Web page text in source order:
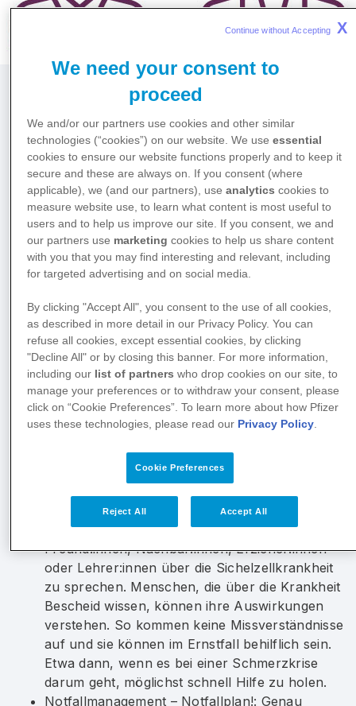
5 Tipps für das Arztgespräch
Fragen vorher notieren
Alles offen besprechen
Nachfragen, wenn etwas unverständlich ist
Wichtige Informationen aufschreiben
Dranbleiben, bis alles klar und verständlich ist
Zum Experten der eigenen Krankheit
werden:
Was bedeutet die Sichelzellkrankheit und
welche Auswirkungen hat sie? Wer sich gut
darüber informiert, ist klar im Vorteil. Die eigene
Krankheit bzw. die der Angehörigen zu
verstehen und zu wissen was guttut hilft, den
Alltag besser zu meistern. Zudem ist es
hilfreich, bei einer seltenen Erkrankung dem
Pflegepersonal und auch Ärzt:innen genau
Krankheit ausmacht und was benötigt wird.
Darüber sprechen: Es kann Vorteile haben, mit
Freund:innen, Nachbar:innen, Erzieher:innen
oder Lehrer:innen über die Sichelzellkrankheit
zu sprechen. Menschen, die über die Krankheit
Bescheid wissen, können ihre Auswirkungen
verstehen. So kommen keine Missverständnisse
auf und sie können im Ernstfall behilflich sein.
Etwa dann, wenn es bei einer Schmerzkrise
darum geht, möglichst schnell Hilfe zu holen.
Notfallmanagement – Notfallplan!: Genau
We need your consent to
proceed
We and/or our partners use cookies and other similar
technologies (“cookies”) on our website. We use essential
cookies to ensure our website functions properly and to keep it
secure and these are always on. If you consent (where
applicable), we (and our partners), use analytics cookies to
measure website use, to learn what content is most useful to
users and to help us improve our site. If you consent, we and
our partners use marketing cookies to help us share content
with you that you may find interesting and relevant, including
for targeted advertising and on social media.
By clicking "Accept All", you consent to the use of all cookies,
as described in more detail in our Privacy Policy. You can
refuse all cookies, except essential cookies, by clicking
"Decline All" or by closing this banner. For more information,
including our list of partners who drop cookies on our site, to
manage your preferences or to withdraw your consent, please
click on “Cookie Preferences”. To learn more about how Pfizer
uses these technologies, please read our Privacy Policy.
Cookie Preferences
Reject All Accept All
Continue without Accepting X